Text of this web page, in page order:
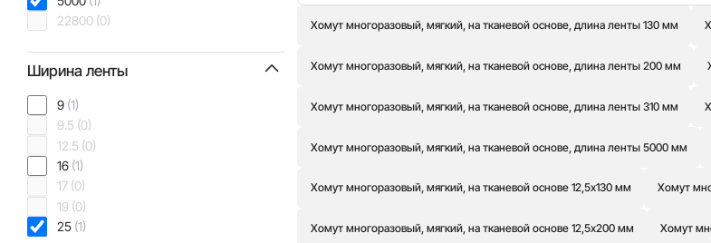
22800 (0)
Ширина ленты
9 (1)
9.5 (0)
12.5 (0)
16 (1)
17 (0)
19 (0)
25 (1)
Хомут многоразовый, мягкий, на тканевой основе, длина ленты 130 мм
Хомут многоразовый, мягкий, на тканевой основе, длина ленты 200 мм
Хомут многоразовый, мягкий, на тканевой основе, длина ленты 310 мм
Хомут многоразовый, мягкий, на тканевой основе, длина ленты 5000 мм
Хомут многоразовый, мягкий, на тканевой основе 12,5х130 мм Хомут
Хомут многоразовый, мягкий, на тканевой основе 12,5х200 мм Хомут